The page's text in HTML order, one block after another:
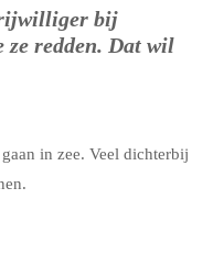
bij
ze redden. Dat wil
in zee. Veel dichterbij